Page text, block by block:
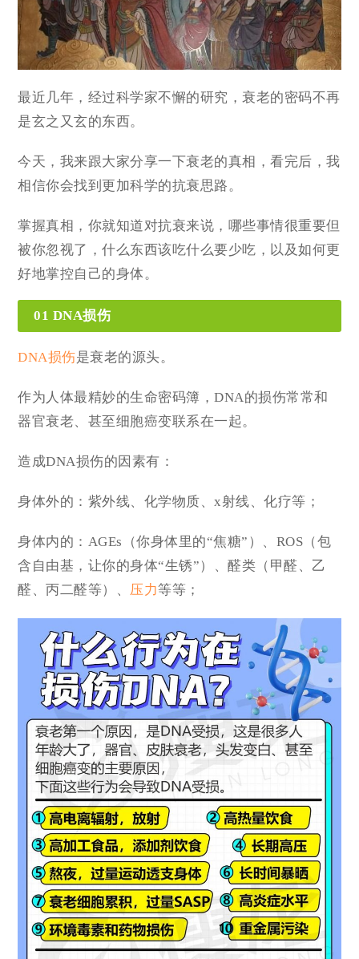
最近几年，经过科学家不懈的研究，衰老的密码不再
是玄之又玄的东西。
今天，我来跟大家分享一下衰老的真相，看完后，我
相信你会找到更加科学的抗衰思路。
掌握真相，你就知道对抗衰来说，哪些事情很重要但
被你忽视了，什么东西该吃什么要少吃，以及如何更
好地掌控自己的身体。
01 DNA损伤
DNA损伤是衰老的源头。
作为人体最精妙的生命密码簿，DNA的损伤常常和
器官衰老、甚至细胞癌变联系在一起。
造成DNA损伤的因素有：
身体外的：紫外线、化学物质、x射线、化疗等；
身体内的：AGEs（你身体里的“焦糖”）、ROS（包
含自由基，让你的身体“生锈”）、醛类（甲醛、乙
醛、丙二醛等）、 压力等等；